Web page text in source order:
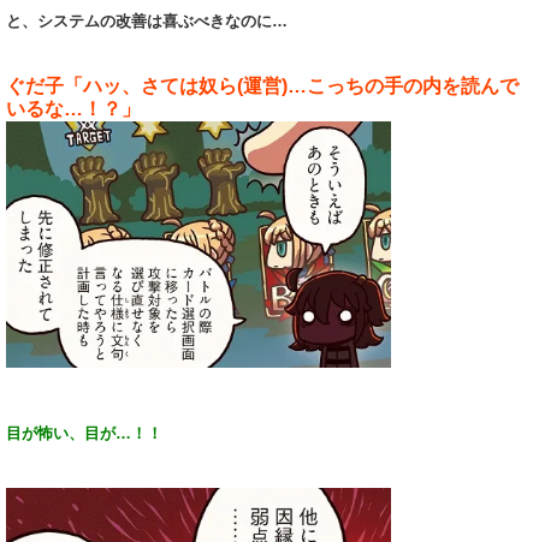
と、システムの改善は喜ぶべきなのに…
ぐだ子「ハッ、さては奴ら(運営)…こっちの手の内を読んで
いるな…！？」
目が怖い、目が…！！